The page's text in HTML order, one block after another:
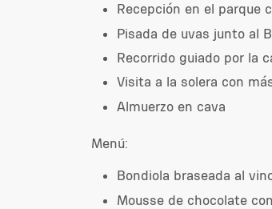
Recepción en el parque
Pisada de uvas junto al
Recorrido guiado por la
Visita a la solera con
Almuerzo en cava
Menú:
Bondiola braseada al
Mousse de chocolate